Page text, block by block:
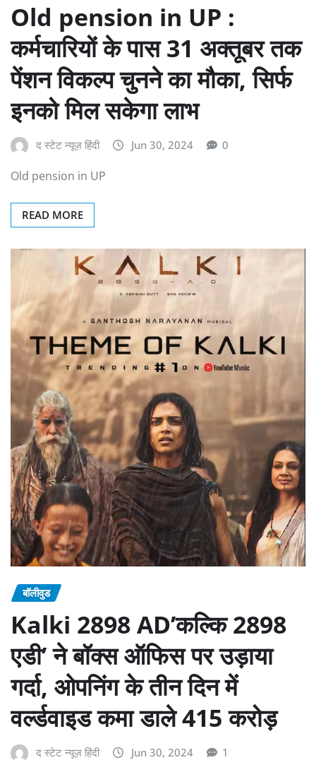
Old pension in UP :
कर्मचारियों के पास 31 अक्तूबर तक
पेंशन विकल्प चुनने का मौका, सिर्फ
इनको मिल सकेगा लाभ
द स्टेट न्यूज़ हिंदी Jun 30, 2024 0
Old pension in UP
READ MORE
बॉलीवुड
Kalki 2898 AD’कल्कि 2898
एडी’ ने बॉक्स ऑफिस पर उड़ाया
गर्दा, ओपनिंग के तीन दिन में
वर्ल्डवाइड कमा डाले 415 करोड़
द स्टेट न्यूज़ हिंदी Jun 30, 2024 1